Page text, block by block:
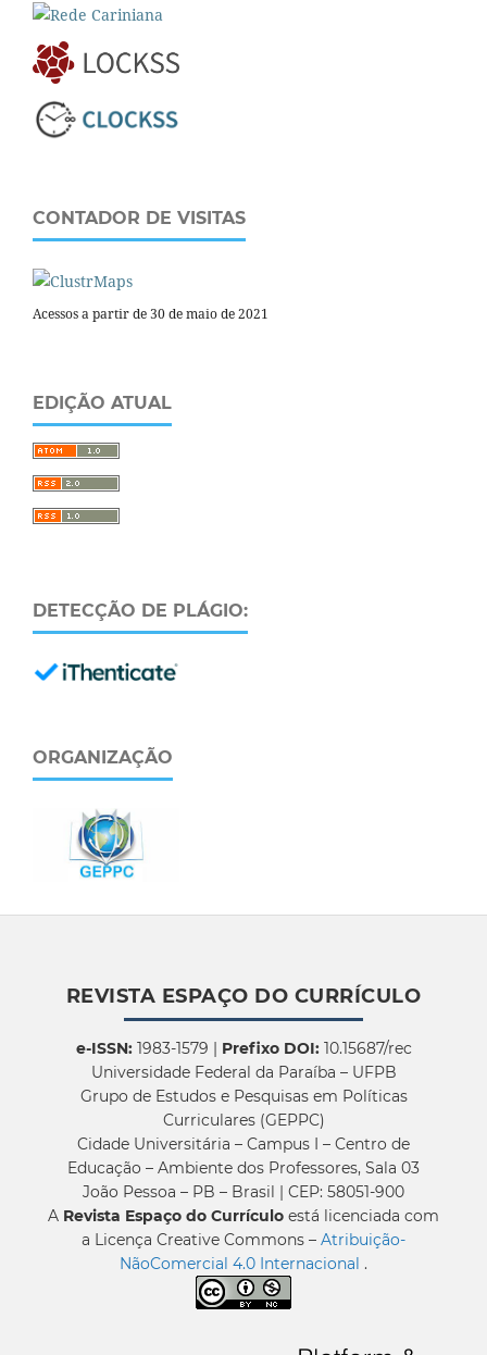
CONTADOR DE VISITAS
Acessos a partir de 30 de maio de 2021
EDIÇÃO ATUAL
DETECÇÃO DE PLÁGIO:
ORGANIZAÇÃO
REVISTA ESPAÇO DO CURRÍCULO
e-ISSN:1983-1579 | Prefixo DOI:10.15687/rec
Universidade Federal da Paraíba – UFPB
Grupo de Estudos e Pesquisas em Políticas
Curriculares (GEPPC)
Cidade Universitária – Campus I – Centro de
Educação – Ambiente dos Professores, Sala 03
João Pessoa – PB – Brasil | CEP: 58051-900
A Revista Espaço do Currículo está licenciada com
a Licença Creative Commons – Atribuição-
NãoComercial 4.0 Internacional .